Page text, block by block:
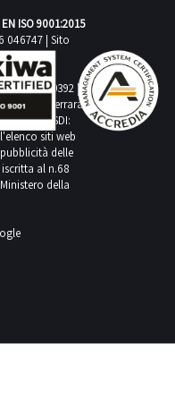
046747 | Sito
in Via
02704840392 |
di Ferrara
224830 | SDI:
siti web
delle
al n.68
della
EN ISO 9001:2015